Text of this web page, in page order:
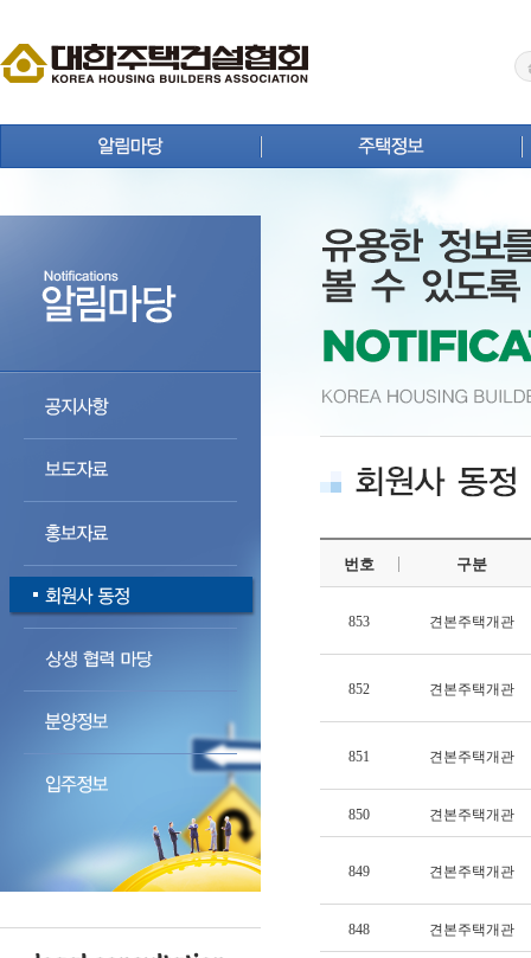
회원사 동정
상생 협력 마당
주택사업 안내
연구원 Brief
주택통계
주택등록업체 검색
주택자료실
번호 구분
853 견본주택개관
852 견본주택개관
851 견본주택개관
850 견본주택개관
849 견본주택개관
848 견본주택개관